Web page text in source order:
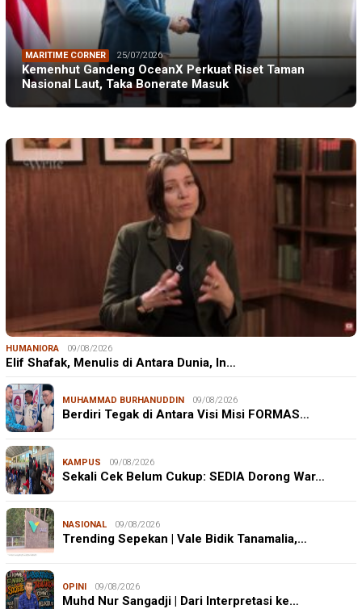
MARITIME CORNER 25/07/2026
Kemenhut Gandeng OceanX Perkuat Riset Taman
Nasional Laut, Taka Bonerate Masuk
HUMANIORA 09/08/2026
Elif Shafak, Menulis di Antara Dunia, In…
MUHAMMAD BURHANUDDIN 09/08/2026
Berdiri Tegak di Antara Visi Misi FORMAS…
KAMPUS 09/08/2026
Sekali Cek Belum Cukup: SEDIA Dorong War…
NASIONAL 09/08/2026
Trending Sepekan | Vale Bidik Tanamalia,…
OPINI 09/08/2026
Muhd Nur Sangadji | Dari Interpretasi ke…